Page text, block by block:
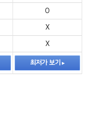
O
X
X
최저가 보기